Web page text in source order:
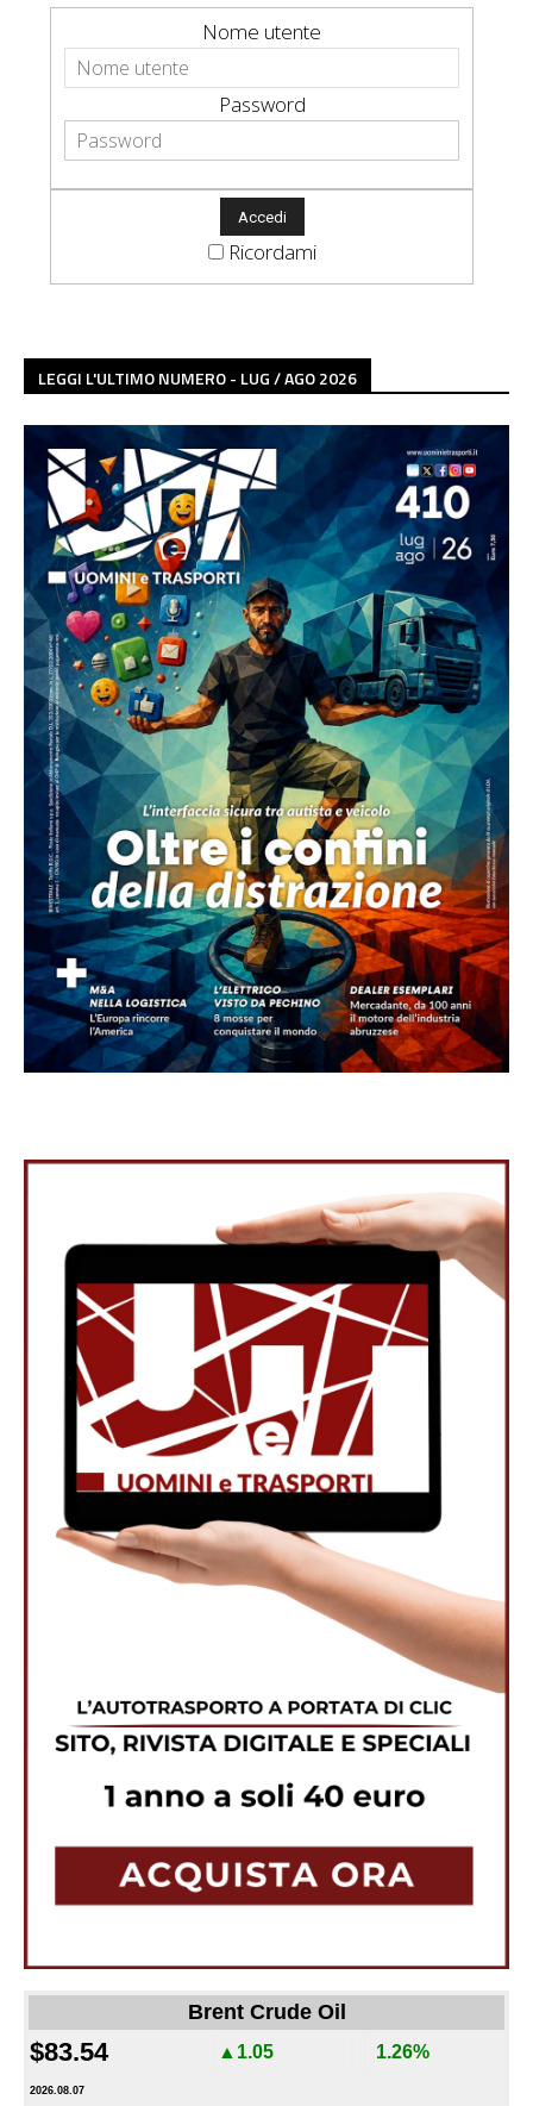
Nome utente
Password
Ricordami
LEGGI L'ULTIMO NUMERO - LUG / AGO 2026
Brent Crude Oil
$83.54 ▲1.05 1.26%
2026.08.07